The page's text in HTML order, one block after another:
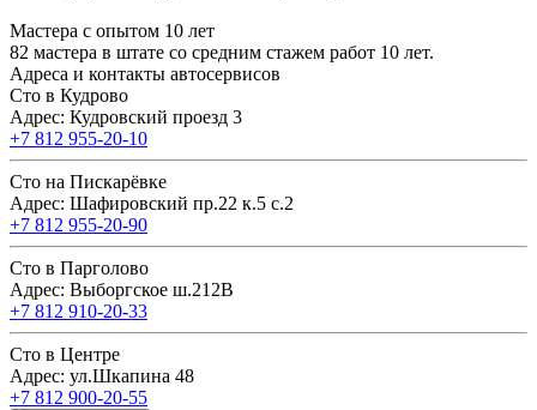
Мастера с опытом 10 лет
82 мастера в штате со средним стажем работ 10 лет.
Адреса и контакты автосервисов
Сто в Кудрово
Адрес: Кудровский проезд 3
+7 812 955-20-10
Сто на Пискарёвке
Адрес: Шафировский пр.22 к.5 с.2
+7 812 955-20-90
Сто в Парголово
Адрес: Выборгское ш.212В
+7 812 910-20-33
Сто в Центре
Адрес: ул.Шкапина 48
+7 812 900-20-55